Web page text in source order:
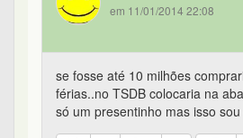
em 11/01/2014 22:08
se fosse até 10 milhões
férias..no TSDB colocaria na
só um presentinho mas isso sou